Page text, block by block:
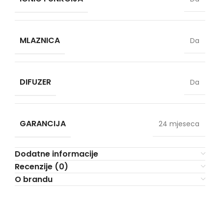
MLAZNICA Da
DIFUZER Da
GARANCIJA 24 mjeseca
Dodatne informacije
Recenzije (0)
O brandu